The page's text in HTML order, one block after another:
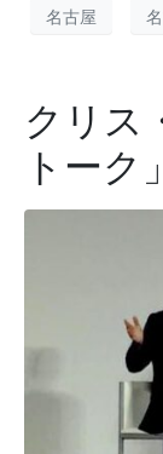
名古屋
クリス
トーク」